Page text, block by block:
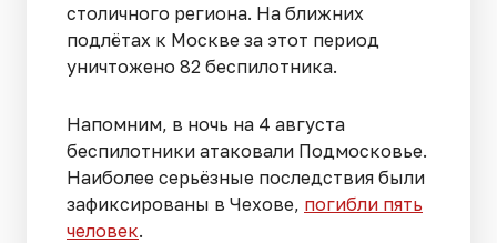
столичного региона. На ближних
подлётах к Москве за этот период
уничтожено 82 беспилотника.
Напомним, в ночь на 4 августа
беспилотники атаковали Подмосковье.
Наиболее серьёзные последствия были
зафиксированы в Чехове, погибли пять
человек.